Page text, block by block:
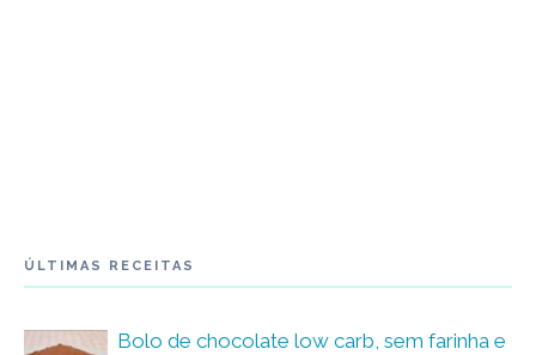
ÚLTIMAS RECEITAS
Bolo de chocolate low carb, sem farinha e